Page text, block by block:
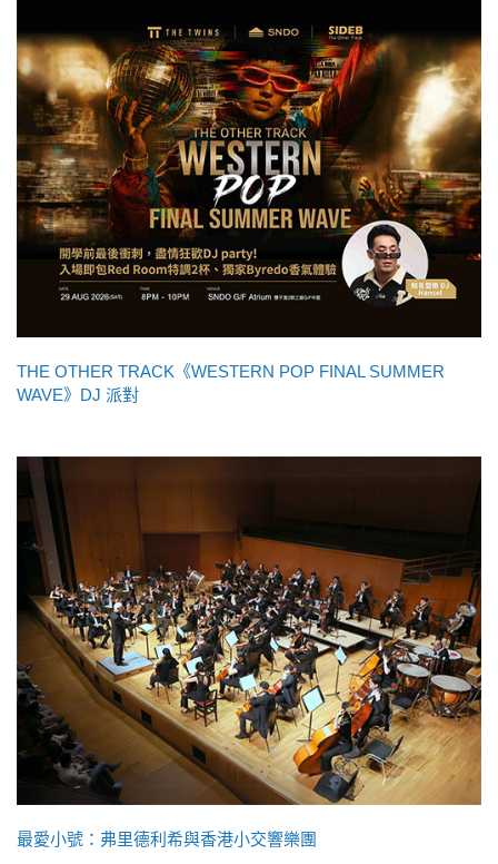
THE OTHER TRACK《WESTERN POP FINAL SUMMER
WAVE》DJ 派對
最愛小號：弗里德利希與香港小交響樂團